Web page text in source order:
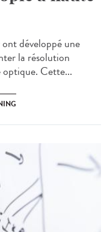
développé une
la résolution
Cette...